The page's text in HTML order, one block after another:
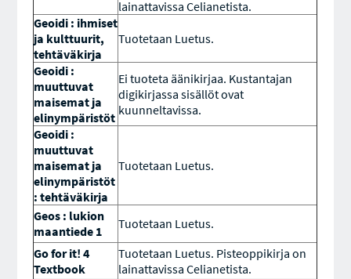
lainattavissa Celianetista.
Geoidi : ihmiset
ja kulttuurit,
tehtäväkirja
Tuotetaan Luetus.
Geoidi :
muuttuvat
maisemat ja
elinympäristöt
Ei tuoteta äänikirjaa. Kustantajan
digikirjassa sisällöt ovat
kuunneltavissa.
Geoidi :
muuttuvat
maisemat ja
elinympäristöt
: tehtäväkirja
Tuotetaan Luetus.
Geos : lukion
maantiede 1
Tuotetaan Luetus.
Go for it! 4
Textbook
Tuotetaan Luetus. Pisteoppikirja on
lainattavissa Celianetista.